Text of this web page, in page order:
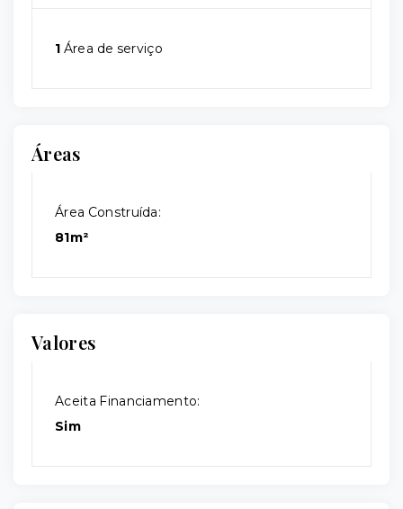
1 Área de serviço
Áreas
Área Construída:
81m²
Valores
Aceita Financiamento:
Sim